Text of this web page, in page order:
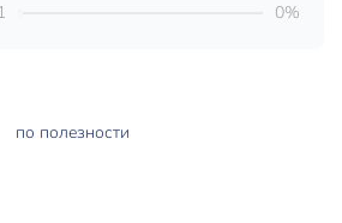
по полезности
1
0%